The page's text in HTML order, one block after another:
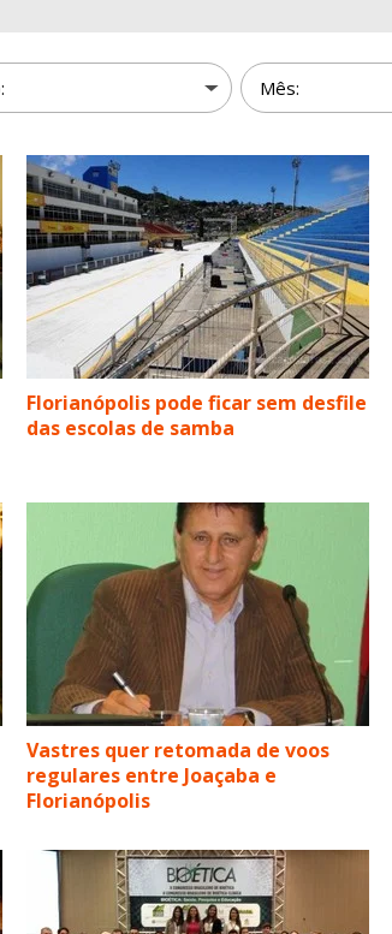
Florianópolis pode ficar sem desfile
das escolas de samba
Vastres quer retomada de voos
regulares entre Joaçaba e
Florianópolis